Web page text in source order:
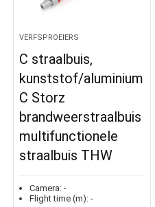
VERFSPROEIERS
C straalbuis,
kunststof/aluminium
C Storz
brandweerstraalbuis
multifunctionele
straalbuis THW
Camera: -
Flight time (m): -